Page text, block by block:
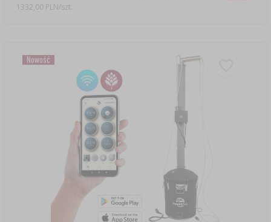
1332,00 PLN/szt.
Nowość